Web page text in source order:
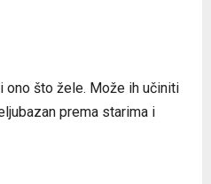
ono što žele. Može ih učiniti
prema starima i